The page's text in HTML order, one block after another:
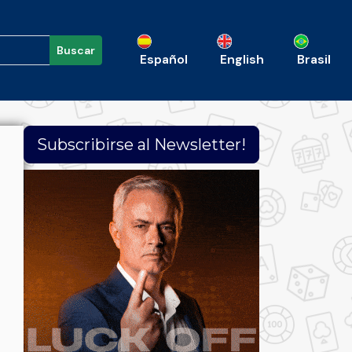
Buscar
Español English Brasil
Subscribirse al Newsletter!